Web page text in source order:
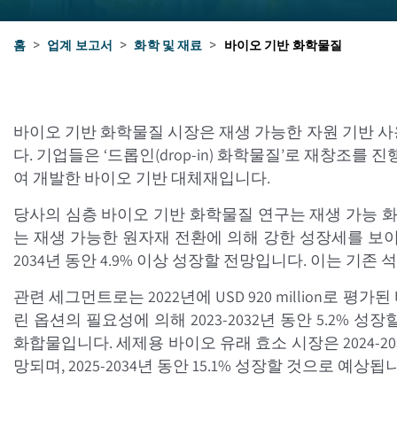
홈 > 업계 보고서 > 화학 및 재료 > 바이오 기반 화학물질
바이오 기반 화학물질 시장은 재생 가능한 자원 기반
다. 기업들은 ‘드롭인(drop-in) 화학물질’로 재창조를
여 개발한 바이오 기반 대체재입니다.
당사의 심층 바이오 기반 화학물질 연구는 재생 가능
는 재생 가능한 원자재 전환에 의해 강한 성장세를 보
2034년 동안 4.9% 이상 성장할 전망입니다. 이는 기존
관련 세그먼트로는 2022년에 USD 920 million로 평가
린 옵션의 필요성에 의해 2023-2032년 동안 5.2% 성
화합물입니다. 세제용 바이오 유래 효소 시장은 2024-
망되며, 2025-2034년 동안 15.1% 성장할 것으로 예상됩